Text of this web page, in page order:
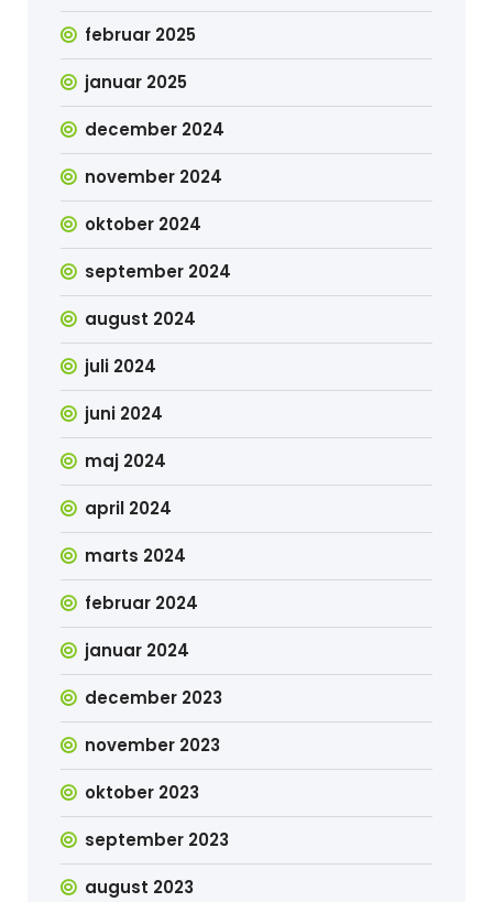
februar 2025
januar 2025
december 2024
november 2024
oktober 2024
september 2024
august 2024
juli 2024
juni 2024
maj 2024
april 2024
marts 2024
februar 2024
januar 2024
december 2023
november 2023
oktober 2023
september 2023
august 2023